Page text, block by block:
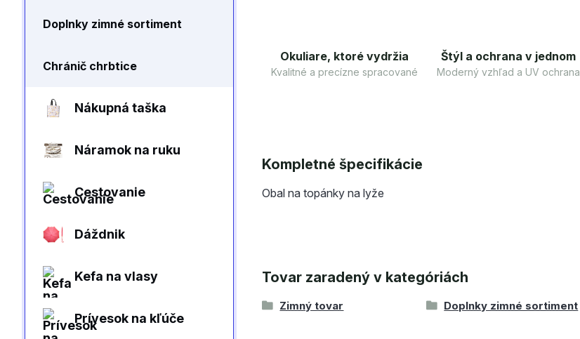
Doplnky zimné sortiment
Chránič chrbtice
Nákupná taška
Náramok na ruku
Cestovanie
Dáždnik
Kefa na vlasy
Prívesok na kľúče
Okuliare, ktoré vydržia
Kvalitné a precízne spracované
Štýl a ochrana v jednom
Moderný vzhľad a UV ochrana
Kompletné špecifikácie
Obal na topánky na lyže
Tovar zaradený v kategóriách
Zimný tovar Doplnky zimné sortiment